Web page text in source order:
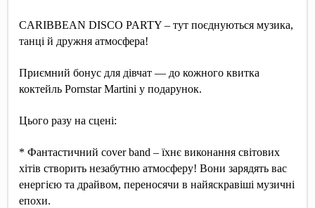
CARIBBEAN DISCO PARTY – тут поєднуються музика,
танці й дружня атмосфера!
Приємний бонус для дівчат — до кожного квитка
коктейль Pornstar Martini у подарунок.
Цього разу на сцені:
* Фантастичний cover band – їхнє виконання світових
хітів створить незабутню атмосферу! Вони зарядять вас
енергією та драйвом, переносячи в найяскравіші музичні
епохи.